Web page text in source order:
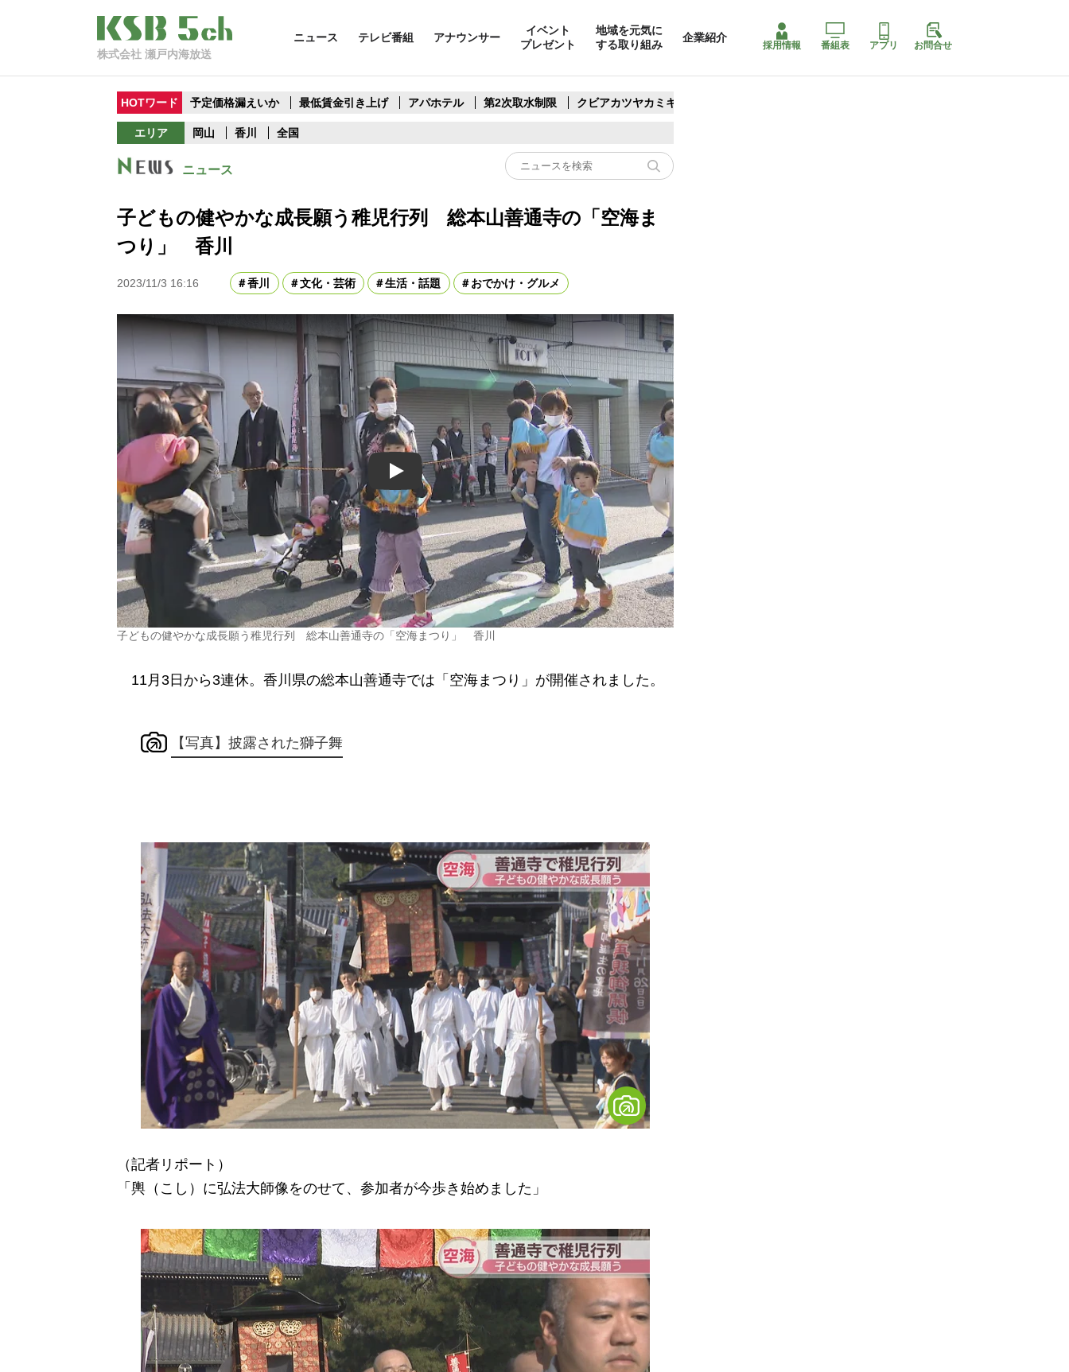
株式会社 瀬戸内海放送
ニュース テレビ番組 アナウンサー
イベント
プレゼント
地域を元気に
する取り組み
企業紹介
採用情報 番組表 アプリ お問合せ
HOTワード 予定価格漏えいか 最低賃金引き上げ アパホテル 第2次取水制限 クビアカツヤカミキリ
エリア 岡山 香川 全国
ニュース
子どもの健やかな成長願う稚児行列 総本山善通寺の「空海ま
つり」 香川
2023/11/3 16:16 香川 文化・芸術 生活・話題 おでかけ・グルメ
Play
子どもの健やかな成長願う稚児行列 総本山善通寺の「空海まつり」 香川
11月3日から3連休。香川県の総本山善通寺では「空海まつり」が開催されました。
【写真】披露された獅子舞
（記者リポート）
「輿（こし）に弘法大師像をのせて、参加者が今歩き始めました」